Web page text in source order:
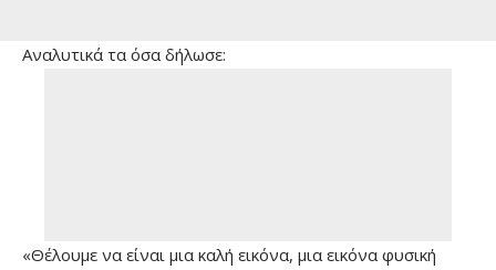
Αναλυτικά τα όσα δήλωσε:
«Θέλουμε να είναι μια καλή εικόνα, μια εικόνα φυσική